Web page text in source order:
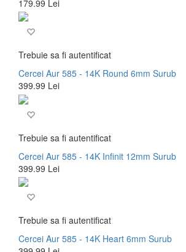
179.99 Lei
Trebuie sa fi autentificat
Cercei Aur 585 - 14K Round 6mm Surub
399.99 Lei
Trebuie sa fi autentificat
Cercei Aur 585 - 14K Infinit 12mm Surub
399.99 Lei
Trebuie sa fi autentificat
Cercei Aur 585 - 14K Heart 6mm Surub